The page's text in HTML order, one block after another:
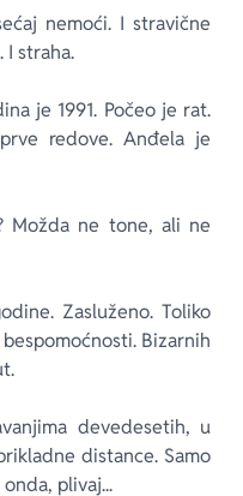
nemoći. I stravične
I straha.
je 1991. Počeo je rat.
redove. Anđela je
Možda ne tone, ali ne
Zasluženo. Toliko
Bizarnih
devedesetih, u
distance. Samo
plivaj...